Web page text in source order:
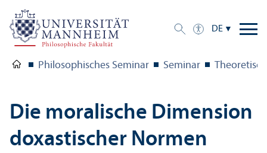
DE
Philosophisches Seminar Seminar
Die moralische Dimension
doxastischer Normen